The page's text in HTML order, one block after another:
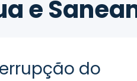
e
do